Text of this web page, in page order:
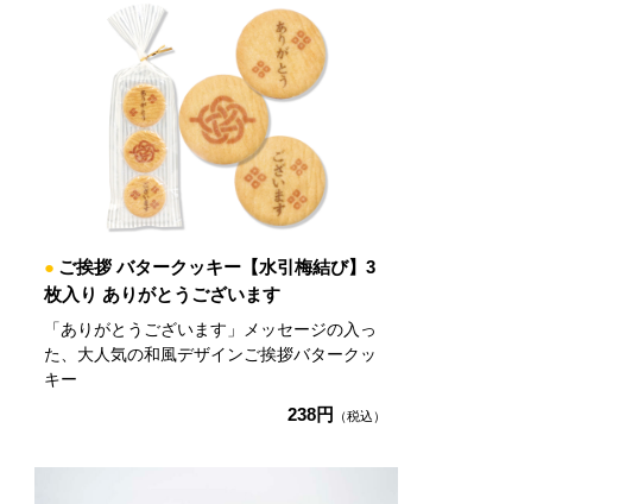
● ご挨拶 バタークッキー【水引梅結び】3
枚入り ありがとうございます
「ありがとうございます」メッセージの入っ
た、大人気の和風デザインご挨拶バタークッ
キー
238円 （税込）